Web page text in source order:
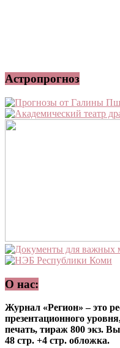
Астропрогноз
О нас:
Журнал «Регион» – это
презентационного
печать, тираж 800 экз.
48 стр. +4 стр. обложка.